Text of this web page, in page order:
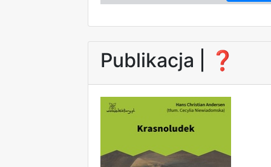
Publikacja | ❓